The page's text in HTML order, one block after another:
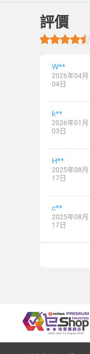
評價
W**
2026年04月
04日
k**
2026年01月
03日
H**
2025年08月
17日
c**
2025年08月
17日